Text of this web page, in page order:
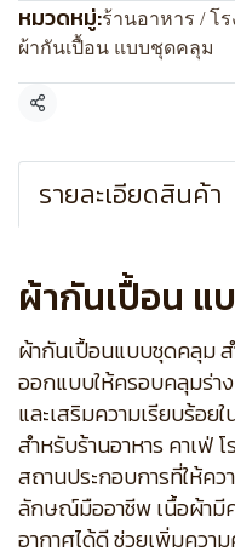
หมวดหมู่:ร้านอาหาร / โร
ผ้ากันเปื้อน แบบชุดคลุม
แชร์
รายละเอียดสินค้า
ผ้ากันเปื้อน
ผ้ากันเปื้อนแบบชุดคลุม
ออกแบบให้ครอบคลุมร่า
และเสริมความเรียบร้อย
สำหรับร้านอาหาร คาเฟ่
สถานประกอบการที่ให้ค
ลักษณ์มืออาชีพ เนื้อผ้ามี
อากาศได้ดี ช่วยเพิ่มควา